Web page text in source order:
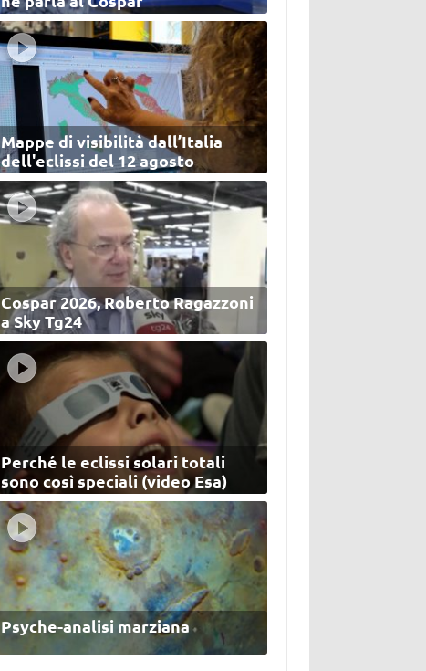
Mappe di visibilità dall’Italia
dell'eclissi del 12 agosto
Cospar 2026, Roberto Ragazzoni
a Sky Tg24
Perché le eclissi solari totali
sono così speciali (video Esa)
Psyche-analisi marziana